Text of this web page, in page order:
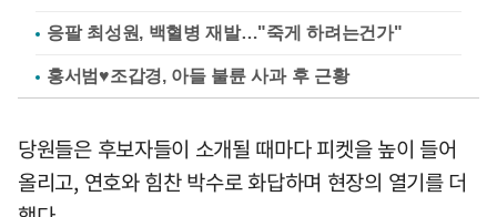
응팔 최성원, 백혈병 재발…"죽게 하려는건가"
홍서범♥조갑경, 아들 불륜 사과 후 근황
당원들은 후보자들이 소개될 때마다 피켓을 높이 들어
올리고, 연호와 힘찬 박수로 화답하며 현장의 열기를 더